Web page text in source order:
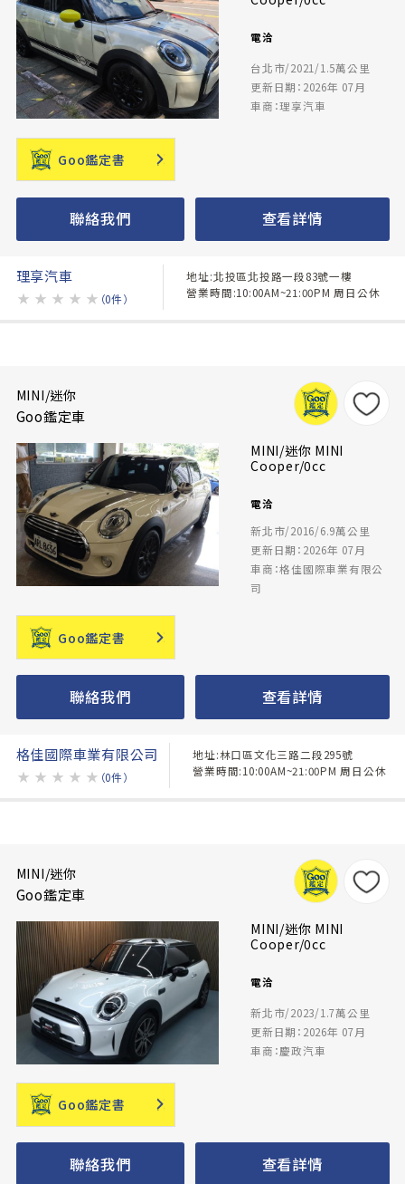
電洽
台北市/2021/1.5萬公里
更新日期：2026年 07月
車商：理享汽車
Goo鑑定書
聯絡我們 查看詳情
理享汽車
★ ★ ★ ★ ★ （0件）
地址:北投區北投路一段83號一樓
營業時間:10:00AM~21:00PM 周日公休
MINI/迷你
Goo鑑定車
MINI/迷你 MINI
Cooper/0cc
電洽
新北市/2016/6.9萬公里
更新日期：2026年 07月
車商：格佳國際車業有限公
司
Goo鑑定書
聯絡我們 查看詳情
格佳國際車業有限公司
★ ★ ★ ★ ★ （0件）
地址:林口區文化三路二段295號
營業時間:10:00AM~21:00PM 周日公休
MINI/迷你
Goo鑑定車
MINI/迷你 MINI
Cooper/0cc
電洽
新北市/2023/1.7萬公里
更新日期：2026年 07月
車商：慶政汽車
Goo鑑定書
聯絡我們 查看詳情